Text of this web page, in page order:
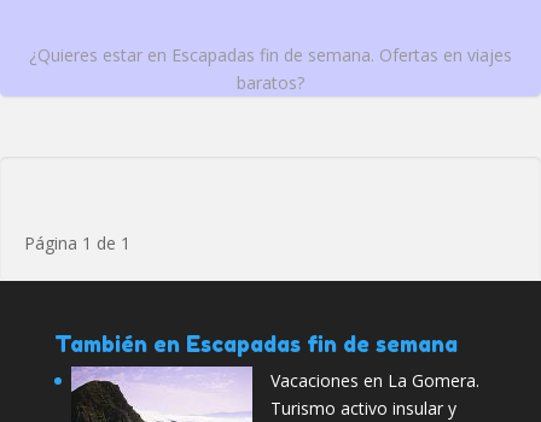
¿Quieres estar en Escapadas fin de semana. Ofertas en viajes
baratos?
Página 1 de 1
También en Escapadas fin de semana
Vacaciones en La Gomera.
Turismo activo insular y